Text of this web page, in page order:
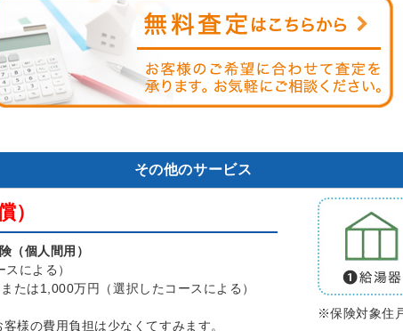
その他のサービス
）
（個人間用）
による）
たは1,000万円（選択したコースによる）
様の費用負担は少なくてすみます。
※保険対象住